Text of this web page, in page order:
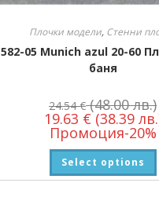
Плочки модели, Стенни
582-05 Munich azul 20-60
баня
24.54€ (48.00 лв.)
19.63 € (38.39
Промоция-20%
Select options